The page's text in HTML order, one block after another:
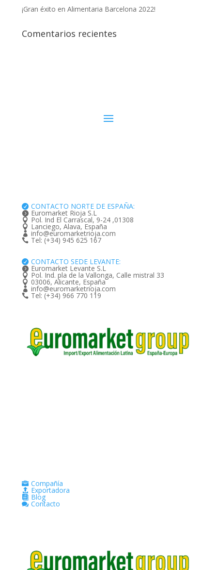
¡Gran éxito en Alimentaria Barcelona 2022!
Comentarios recientes
 CONTACTO NORTE DE ESPAÑA:
 Euromarket Rioja S.L
 Pol. Ind El Carrascal, 9-24 ,01308
 Lanciego, Alava, España
 info@euromarketrioja.com
 Tel: (+34) 945 625 167
 CONTACTO SEDE LEVANTE:
 Euromarket Levante S.L
 Pol. Ind. pla de la Vallonga, Calle mistral 33
 03006, Alicante, España
 info@euromarketrioja.com
 Tel: (+34) 966 770 119
 Compañía
 Exportadora
 Blog
 Contacto